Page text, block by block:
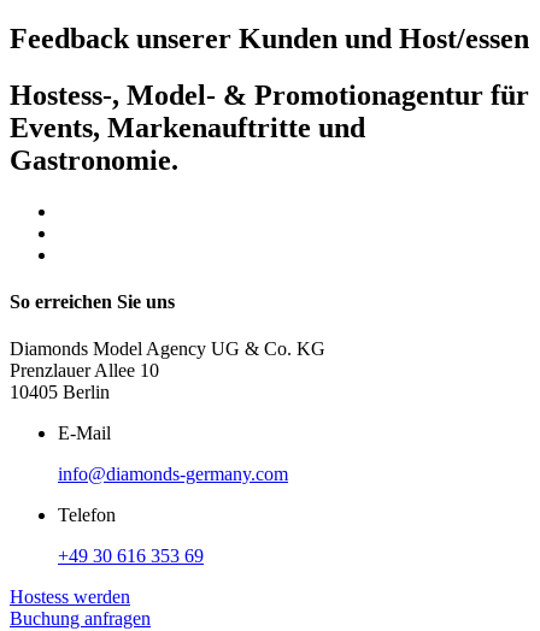
Feedback unserer Kunden und Host/essen
Hostess-, Model- & Promotionagentur für
Events, Markenauftritte und
Gastronomie.
So erreichen Sie uns
Diamonds Model Agency UG & Co. KG
Prenzlauer Allee 10
10405 Berlin
E-Mail
info@diamonds-germany.com
Telefon
+49 30 616 353 69
Hostess werden
Buchung anfragen